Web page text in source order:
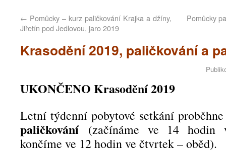
← Pomůcky – kurz paličkování Krajka a džíny,
Jiřetín pod Jedlovou, jaro 2019
Pomůcky
Krasodění 2019, paličkování a
UKONČENO Krasodění 2019
Letní týdenní pobytové setkání
paličkování (začínáme ve 14 hodin
končíme ve 12 hodin ve čtvrtek – oběd).